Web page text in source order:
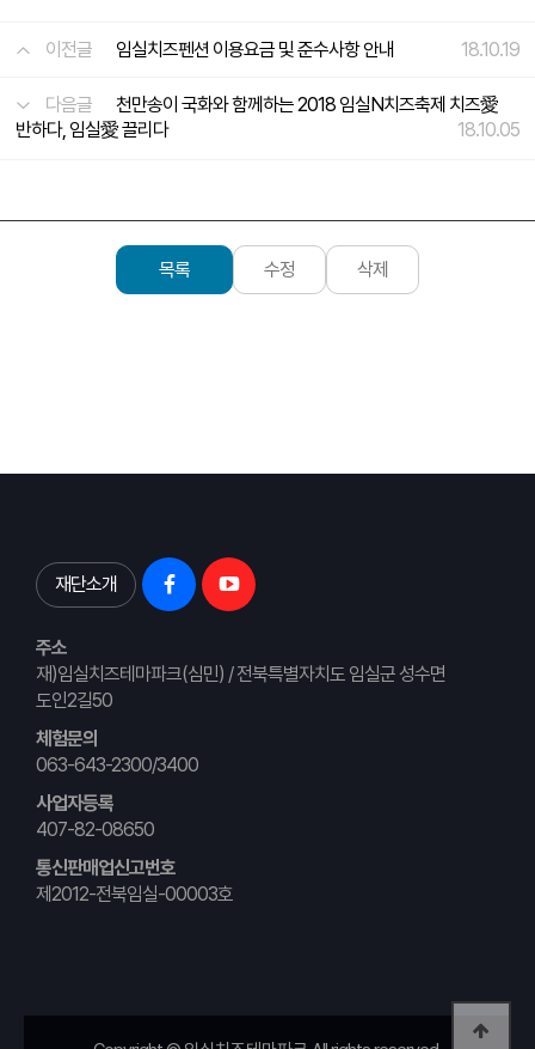
이전글 임실치즈펜션 이용요금 및 준수사항 안내 18.10.19
다음글
천만송이 국화와 함께하는 2018 임실N치즈축제 치즈愛
반하다, 임실愛 끌리다
18.10.05
목록 수정 삭제
재단소개
주소
재)임실치즈테마파크(심민) / 전북특별자치도 임실군 성수면
도인2길50
체험문의
063-643-2300/3400
사업자등록
407-82-08650
통신판매업신고번호
제2012-전북임실-00003호